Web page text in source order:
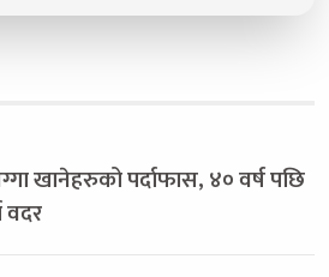
खानेहरुको पर्दाफास, ४० वर्ष पछि
वदर